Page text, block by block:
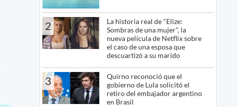
2
La historia real de "Elize:
Sombras de una mujer", la
nueva película de Netflix sobre
el caso de una esposa que
descuartizó a su marido
3
Quirno reconoció que el
gobierno de Lula solicitó el
retiro del embajador argentino
en Brasil